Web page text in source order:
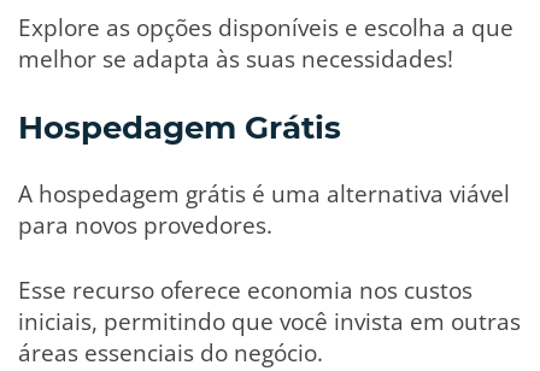
Explore as opções disponíveis e escolha a que
melhor se adapta às suas necessidades!
Hospedagem Grátis
A hospedagem grátis é uma alternativa viável
para novos provedores.
Esse recurso oferece economia nos custos
iniciais, permitindo que você invista em outras
áreas essenciais do negócio.